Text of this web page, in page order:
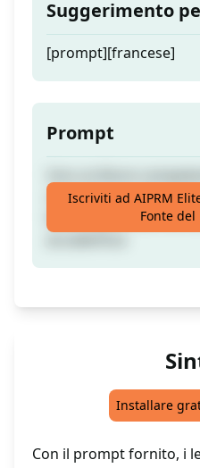
Suggerimento
[prompt][francese]
Prompt
comunicare nelle
lettore generale che
Iscriviti ad AIPRM
Fonte
Installare
Con il prompt fornito, i